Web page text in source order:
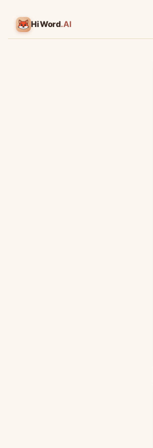
HiWord.AI